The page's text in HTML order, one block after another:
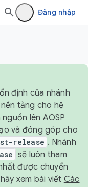
Đăng nhập
định của nhánh
tảng cho hệ
lên AOSP
và đóng góp cho
release . Nhánh
sẽ luôn tham
được chuyển
xem bài viết Các